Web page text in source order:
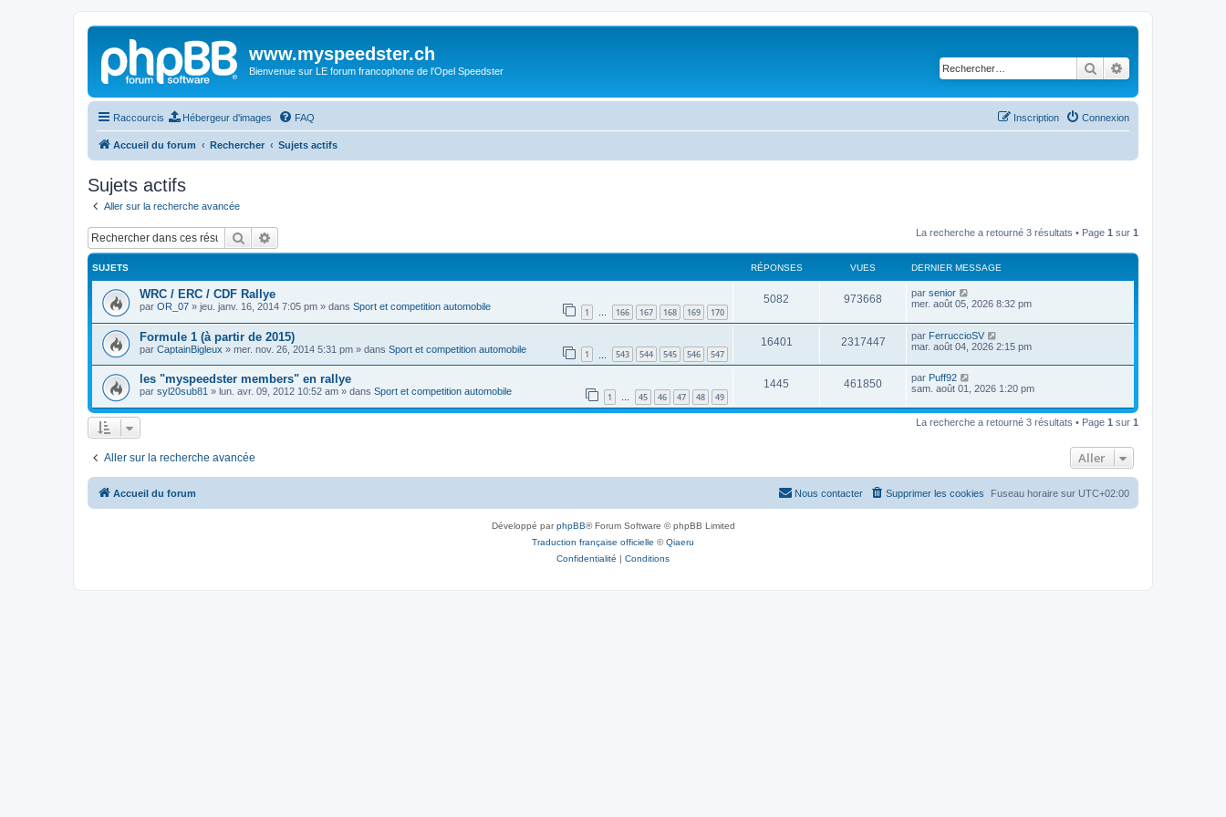
www.myspeedster.ch
Bienvenue sur LE forum francophone de l'Opel Speedster Rechercher
Raccourcis Hébergeur d'images FAQ Connexion
Inscription
Accueil du forum Rechercher Sujets actifs
Sujets actifs
Aller sur la recherche avancée
Rechercher La recherche a retourné 3 résultats • Page 1 sur 1
SUJETS RÉPONSES VUES DERNIER MESSAGE
WRC / ERC / CDF Rallye
par OR_07 » jeu. janv. 16, 2014 7:05 pm » dans Sport et competition automobile 1 … 166 167 168 169 170
5082 973668 par senior
mer. août 05, 2026 8:32 pm
Formule 1 (à partir de 2015)
par CaptainBigleux » mer. nov. 26, 2014 5:31 pm » dans Sport et competition automobile 1 543 544 545 546 547
16401 2317447 par FerruccioSV
mar. août 04, 2026 2:15 pm
les "myspeedster members" en rallye
par syl20sub81 » lun. avr. 09, 2012 10:52 am » dans Sport et competition automobile 1 … 45 46 47 48 49
1445 461850 par Puff92
sam. août 01, 2026 1:20 pm
La recherche a retourné 3 résultats • Page 1 sur 1
Aller sur la recherche avancée Aller
Accueil du forum Fuseau horaire sur UTC+02:00
Supprimer les cookies
Nous contacter
Développé parphpBB® Forum Software © phpBB Limited
Traduction française officielle ©Qiaeru
Confidentialité | Conditions